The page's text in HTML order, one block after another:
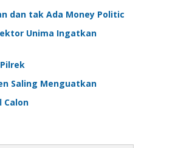
dan tak Ada Money Politic
Unima Ingatkan
Saling Menguatkan
Calon